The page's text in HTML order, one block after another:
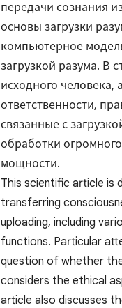
передачи сознания
основы загрузки
компьютерное
загрузкой разума. В
исходного человека,
ответственности,
связанные с
обработки
мощности.
This scientific article is
transferring
uploading, including
functions. Particular
question of whether
considers the ethical
article also discusses